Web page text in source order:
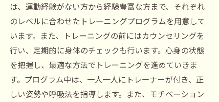
は、運動経験がない方から経験豊富な方まで、それぞれ
のレベルに合わせたトレーニングプログラムを用意して
います。また、トレーニングの前にはカウンセリングを
行い、定期的に身体のチェックも行います。心身の状態
を把握し、最適な方法でトレーニングを進めていきま
す。プログラム中は、一人一人にトレーナーが付き、正
しい姿勢や呼吸法を指導します。また、モチベーション